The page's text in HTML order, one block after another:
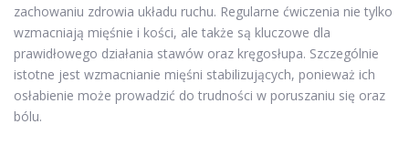
zachowaniu zdrowia układu ruchu. Regularne ćwiczenia nie tylko
wzmacniają mięśnie i kości, ale także są kluczowe dla
prawidłowego działania stawów oraz kręgosłupa. Szczególnie
istotne jest wzmacnianie mięśni stabilizujących, ponieważ ich
osłabienie może prowadzić do trudności w poruszaniu się oraz
bólu.